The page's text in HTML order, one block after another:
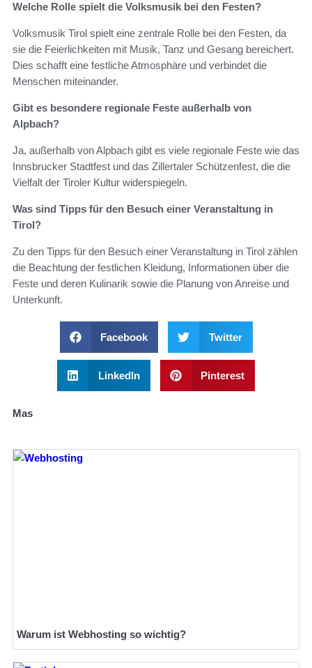
Welche Rolle spielt die Volksmusik bei den Festen?
Volksmusik Tirol spielt eine zentrale Rolle bei den Festen, da
sie die Feierlichkeiten mit Musik, Tanz und Gesang bereichert.
Dies schafft eine festliche Atmosphäre und verbindet die
Menschen miteinander.
Gibt es besondere regionale Feste außerhalb von
Alpbach?
Ja, außerhalb von Alpbach gibt es viele regionale Feste wie das
Innsbrucker Stadtfest und das Zillertaler Schützenfest, die die
Vielfalt der Tiroler Kultur widerspiegeln.
Was sind Tipps für den Besuch einer Veranstaltung in
Tirol?
Zu den Tipps für den Besuch einer Veranstaltung in Tirol zählen
die Beachtung der festlichen Kleidung, Informationen über die
Feste und deren Kulinarik sowie die Planung von Anreise und
Unterkunft.
Facebook Twitter
LinkedIn Pinterest
Mas
Warum ist Webhosting so wichtig?